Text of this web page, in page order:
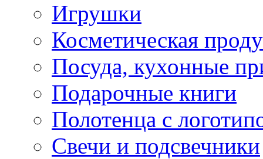
Игрушки
Косметическая
Посуда, кухонные
Подарочные книги
Полотенца с
Свечи и подсвечники